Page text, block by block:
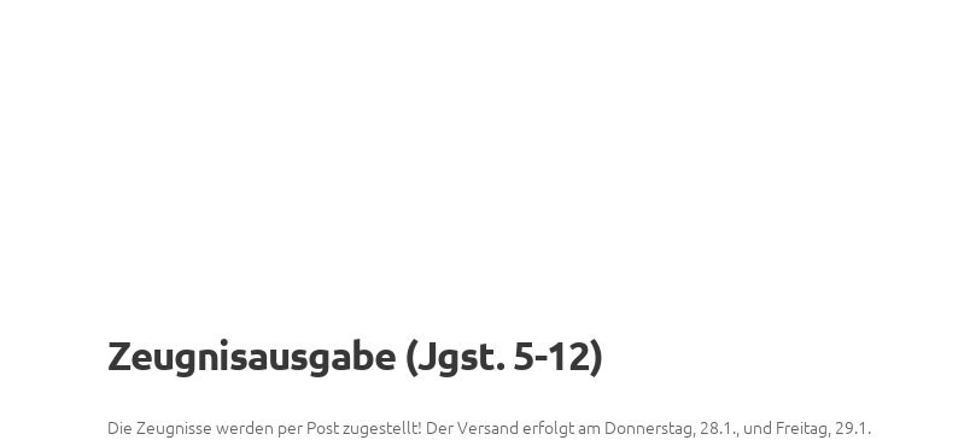
Zeugnisausgabe (Jgst. 5-12)
Die Zeugnisse werden per Post zugestellt! Der Versand erfolgt am Donnerstag, 28.1., und Freitag, 29.1.